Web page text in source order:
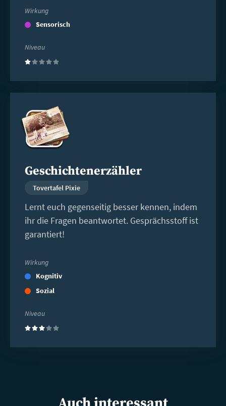
Wirkung
Sensorisch
Niveau
(1)
Geschichtenerzähler
Tovertafel Pixie
Lernt euch gegenseitig besser kennen, indem
ihr die Fragen beantwortet. Gesprächsstoff ist
garantiert!
Wirkung
Kognitiv
Sozial
Niveau
(3)